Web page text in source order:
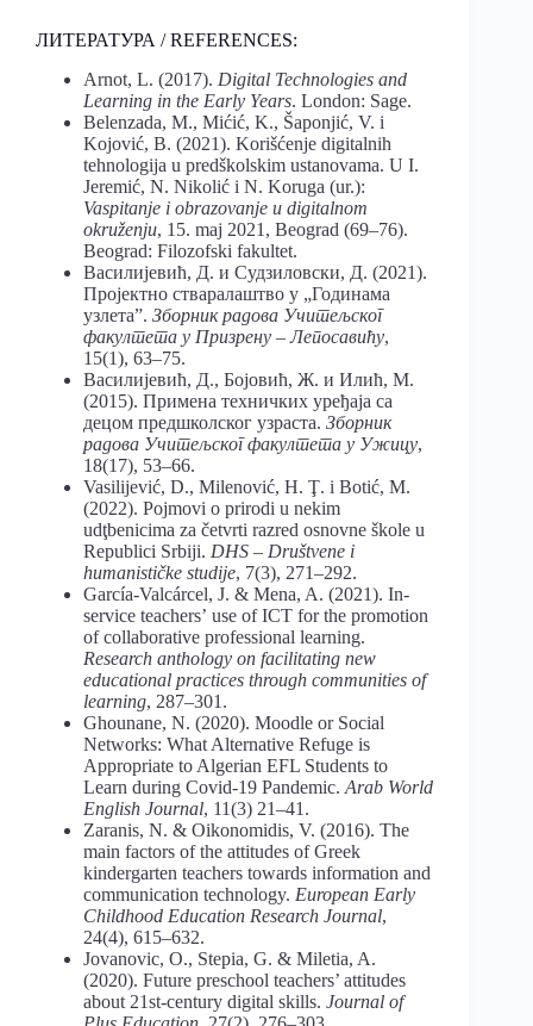
ЛИТЕРАТУРА / REFERENCES:
Arnot, L. (2017). Digital Technologies and
Learning in the Early Years. London: Sage.
Belenzada, M., Mićić, K., Šaponjić, V. i
Kojović, B. (2021). Korišćenje digitalnih
tehnologija u predškolskim ustanovama. U I.
Jeremić, N. Nikolić i N. Koruga (ur.):
Vaspitanje i obrazovanje u digitalnom
okruženju, 15. maj 2021, Beograd (69–76).
Beograd: Filozofski fakultet.
Василијевић, Д. и Судзиловски, Д. (2021).
Пројектно стваралаштво у „Годинама
узлета”. Зборник радова Учитељског
факултета у Призрену – Лепосавићу,
15(1), 63–75.
Василијевић, Д., Бојовић, Ж. и Илић, М.
(2015). Примена техничких уређаја са
децом предшколског узраста. Зборник
радова Учитељског факултета у Ужицу,
18(17), 53–66.
Vasilijević, D., Milenović, H. Ţ. i Botić, M.
(2022). Pojmovi o prirodi u nekim
udţbenicima za četvrti razred osnovne škole u
Republici Srbiji. DHS – Društvene i
humanističke studije, 7(3), 271–292.
García-Valcárcel, J. & Mena, A. (2021). In-
service teachersʼ use of ICT for the promotion
of collaborative professional learning.
Research anthology on facilitating new
educational practices through communities of
learning, 287–301.
Ghounane, N. (2020). Moodle or Social
Networks: What Alternative Refuge is
Appropriate to Algerian EFL Students to
Learn during Covid-19 Pandemic. Arab World
English Journal, 11(3) 21–41.
Zaranis, N. & Oikonomidis, V. (2016). The
main factors of the attitudes of Greek
kindergarten teachers towards information and
communication technology. European Early
Childhood Education Research Journal,
24(4), 615–632.
Jovanovic, O., Stepia, G. & Miletia, A.
(2020). Future preschool teachers’ attitudes
about 21st-century digital skills. Journal of